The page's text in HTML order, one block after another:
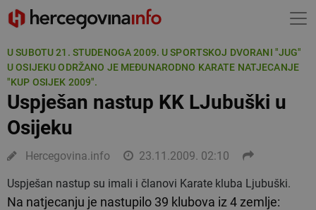
U SUBOTU 21. STUDENOGA 2009. U SPORTSKOJ DVORANI "JUG"
U OSIJEKU ODRŽANO JE MEĐUNARODNO KARATE NATJECANJE
"KUP OSIJEK 2009".
Uspješan nastup KK LJubuški u
Osijeku
Hercegovina.info 23.11.2009. 02:10
Uspješan nastup su imali i članovi Karate kluba Ljubuški.
Na natjecanju je nastupilo 39 klubova iz 4 zemlje: